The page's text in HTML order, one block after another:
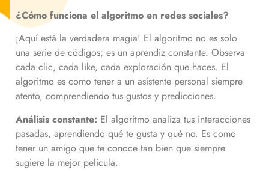
¿Cómo funciona el algoritmo en redes sociales?
¡Aquí está la verdadera magia! El algoritmo no es solo
una serie de códigos; es un aprendiz constante. Observa
cada clic, cada like, cada exploración que haces. El
algoritmo es como tener a un asistente personal siempre
atento, comprendiendo tus gustos y predicciones.
Análisis constante: El algoritmo analiza tus interacciones
pasadas, aprendiendo qué te gusta y qué no. Es como
tener un amigo que te conoce tan bien que siempre
sugiere la mejor película.